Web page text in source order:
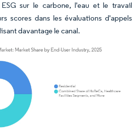
sur le carbone, l'eau et le travail
scores dans les évaluations d'appels
davantage le canal.